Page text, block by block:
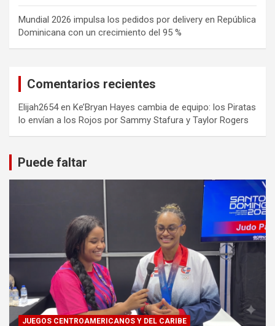
Mundial 2026 impulsa los pedidos por delivery en República
Dominicana con un crecimiento del 95 %
Comentarios recientes
Elijah2654en Ke’Bryan Hayes cambia de equipo: los Piratas
lo envían a los Rojos por Sammy Stafura y Taylor Rogers
Puede faltar
JUEGOS CENTROAMERICANOS Y DEL CARIBE